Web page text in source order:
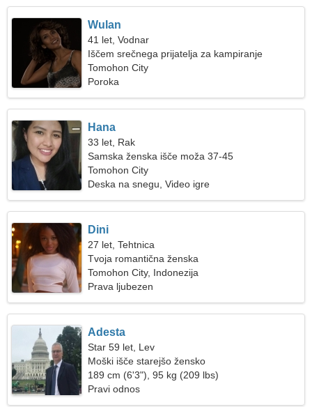
Wulan
41 let, Vodnar
Iščem srečnega prijatelja za kampiranje
Tomohon City
Poroka
Hana
33 let, Rak
Samska ženska išče moža 37-45
Tomohon City
Deska na snegu, Video igre
Dini
27 let, Tehtnica
Tvoja romantična ženska
Tomohon City, Indonezija
Prava ljubezen
Adesta
Star 59 let, Lev
Moški išče starejšo žensko
189 cm (6'3"), 95 kg (209 lbs)
Pravi odnos